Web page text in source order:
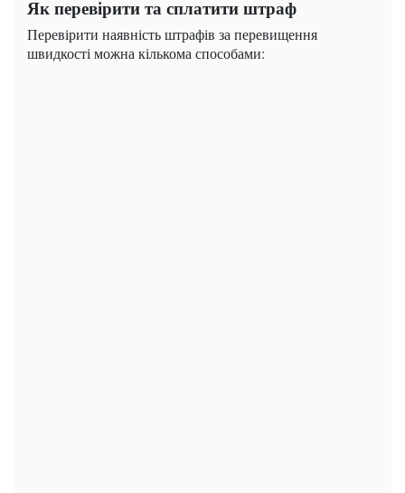
Як перевірити та сплатити штраф
Перевірити наявність штрафів за перевищення
швидкості можна кількома способами: